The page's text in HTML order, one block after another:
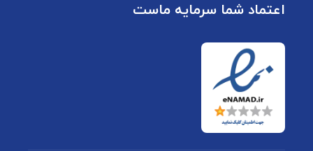
اعتماد شما سرمایه ماست